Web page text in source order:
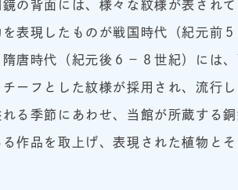
の背面には、様々な紋様が表され
を表現したものが戦国時代（紀元前
隋唐時代（紀元後６－８世紀）には
チーフとした紋様が採用され、流行
れる季節にあわせ、当館が所蔵する
る作品を取上げ、表現された植物と